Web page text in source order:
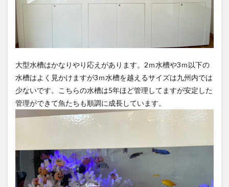
大型水槽はかなりやり応えがあります。2ｍ水槽や3ｍ以下の
水槽はよく見かけますが3ｍ水槽を越えるサイズは九州内では
少ないです。こちらの水槽は5年ほど管理してますが安定した
管理ができて魚たちも順調に成長しています。